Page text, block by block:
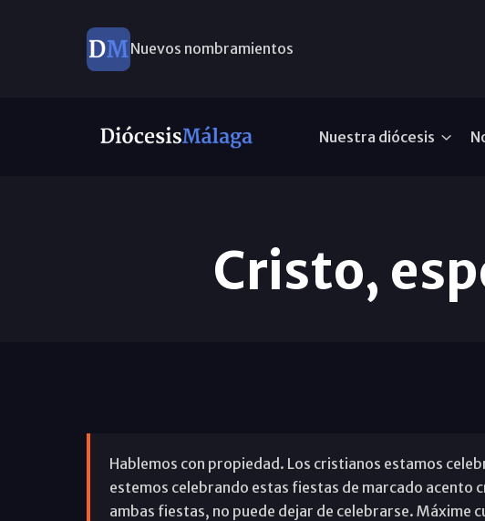
Nuevos nombramientos
Nuestra diócesis
Cristo,
Hablemos con propiedad. Los cristianos estamos
estemos celebrando estas fiestas de marcado acento
ambas fiestas, no puede dejar de celebrarse. Máxime